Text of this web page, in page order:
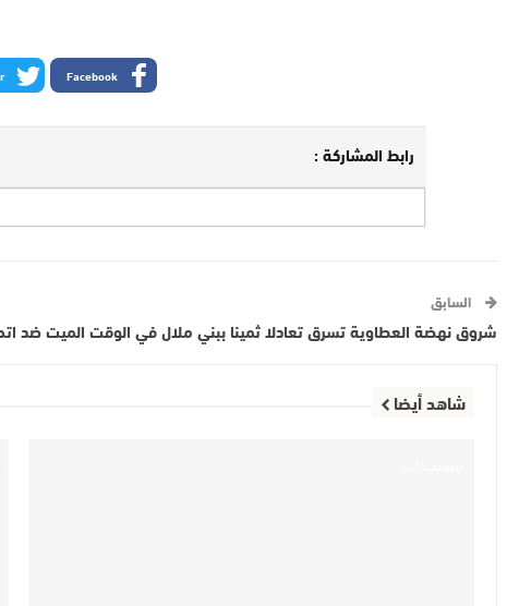
Facebook
رابط المشاركة :
السابق
شروق نهضة العطاوية تسرق تعادلا ثمينا ببني ملال في الوقت الميت ضد
شاهد أيضا